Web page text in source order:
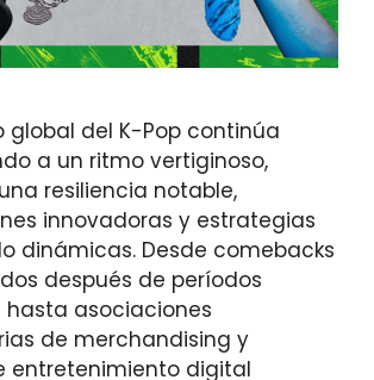
global del K-Pop continúa
a un ritmo vertiginoso,
resiliencia notable,
innovadoras y estrategias
dinámicas. Desde comebacks
después de períodos
asociaciones
de merchandising y
entretenimiento digital